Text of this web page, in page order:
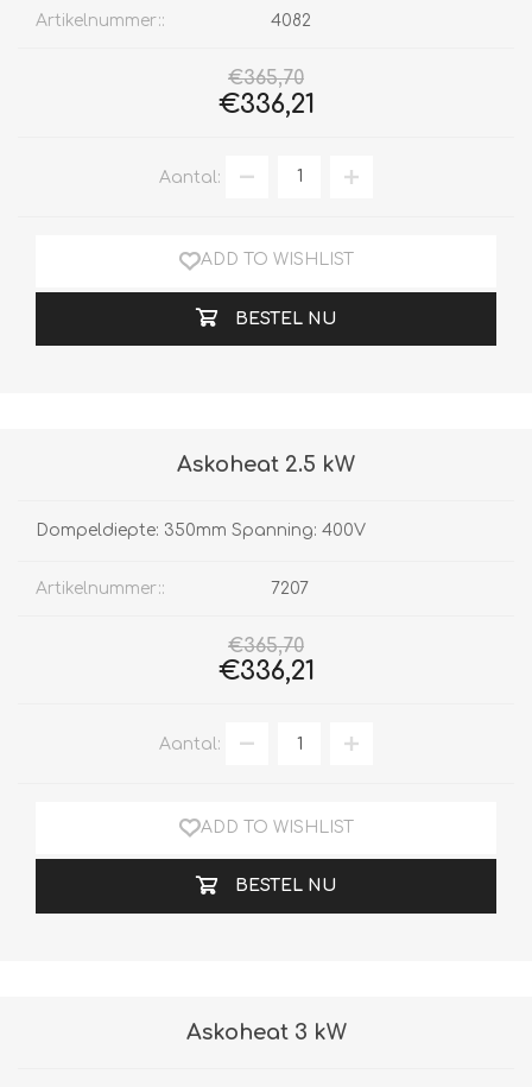
Artikelnummer:: 4082
€365,70
€336,21
Aantal:
ADD TO WISHLIST
BESTEL NU
Askoheat 2.5 kW
Dompeldiepte: 350mm Spanning: 400V
Artikelnummer:: 7207
€365,70
€336,21
Aantal:
ADD TO WISHLIST
BESTEL NU
Askoheat 3 kW